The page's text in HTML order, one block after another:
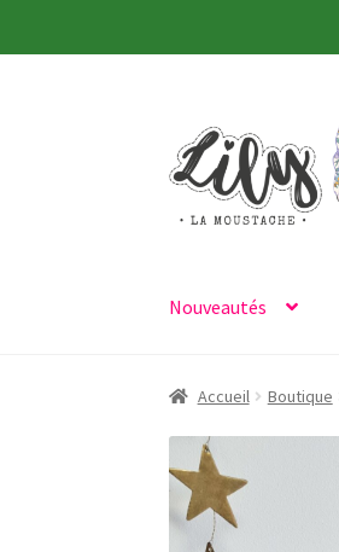
à
la
navigation
au
contenu
Nouveautés
Accueil Boutique